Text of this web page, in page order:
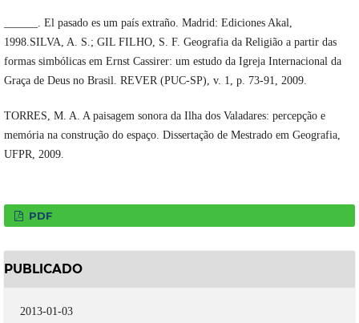
______. El pasado es um país extraño. Madrid: Ediciones Akal,
1998.SILVA, A. S.; GIL FILHO, S. F. Geografia da Religião a partir das
formas simbólicas em Ernst Cassirer: um estudo da Igreja Internacional da
Graça de Deus no Brasil. REVER (PUC-SP), v. 1, p. 73-91, 2009.
TORRES, M. A. A paisagem sonora da Ilha dos Valadares: percepção e
memória na construção do espaço. Dissertação de Mestrado em Geografia,
UFPR, 2009.
PDF
PUBLICADO
2013-01-03